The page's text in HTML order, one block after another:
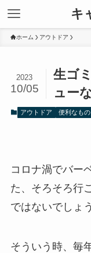
キ
ホーム アウトドア
生ゴ
ュー
2023
10/05
アウトドア 便利なもの
コロナ渦でバー
た、そろそろ行
ではないでしょ
そういう時、毎